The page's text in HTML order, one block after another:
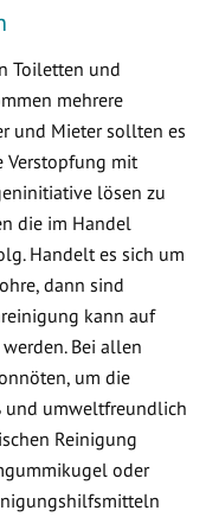
Toiletten und
mehrere
und Mieter sollten es
Verstopfung mit
lösen zu
die im Handel
Handelt es sich um
dann sind
kann auf
Bei allen
um die
und umweltfreundlich
Reinigung
oder